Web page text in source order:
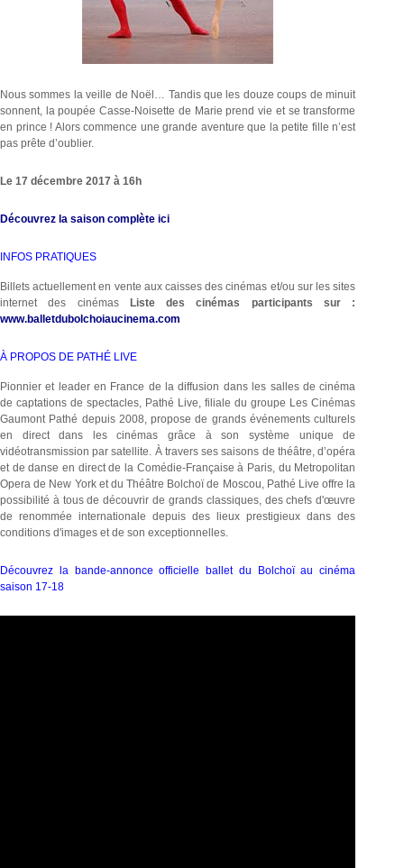
Nous sommes la veille de Noël… Tandis que les douze coups de minuit
sonnent, la poupée Casse-Noisette de Marie prend vie et se transforme
en prince ! Alors commence une grande aventure que la petite fille n’est
pas prête d’oublier.
Le 17 décembre 2017 à 16h
Découvrez la saison complète ici
INFOS PRATIQUES
Billets actuellement en vente aux caisses des cinémas et/ou sur les sites
internet des cinémasListe des cinémas participants sur :
www.balletdubolchoiaucinema.com
À PROPOS DE PATHÉ LIVE
Pionnier et leader en France de la diffusion dans les salles de cinéma
de captations de spectacles, Pathé Live, filiale du groupe Les Cinémas
Gaumont Pathé depuis 2008, propose de grands événements culturels
en direct dans les cinémas grâce à son système unique de
vidéotransmission par satellite. À travers ses saisons de théâtre, d’opéra
et de danse en direct de la Comédie-Française à Paris, du Metropolitan
Opera de New York et du Théâtre Bolchoï de Moscou, Pathé Live offre la
possibilité à tous de découvrir de grands classiques, des chefs d'œuvre
de renommée internationale depuis des lieux prestigieux dans des
conditions d'images et de son exceptionnelles.
Découvrez la bande-annonce officielle ballet du Bolchoï au cinéma
saison 17-18